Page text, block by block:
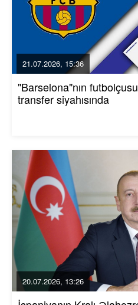
21.07.2026, 15:36
"Barselona"nın
transfer siyahısında
20.07.2026, 13:26